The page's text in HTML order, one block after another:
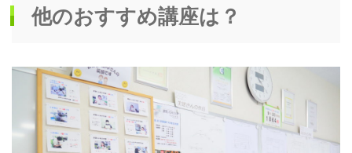
他のおすすめ講座は？